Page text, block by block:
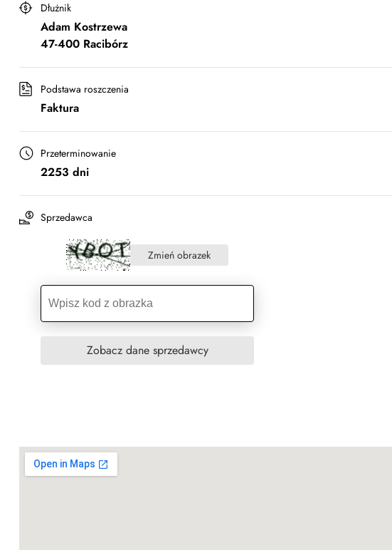
Dłużnik
Adam Kostrzewa
47-400 Racibórz
Podstawa roszczenia
Faktura
Przeterminowanie
2253 dni
Sprzedawca
Zmień obrazek